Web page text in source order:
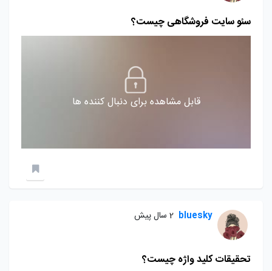
سئو سایت فروشگاهی چیست؟
قابل مشاهده برای دنبال کننده ها
bluesky 2 سال پیش
تحقیقات کلید واژه چیست؟